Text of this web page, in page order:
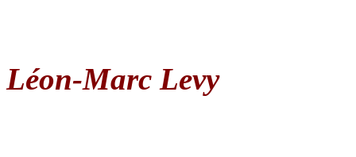
Léon-Marc Levy